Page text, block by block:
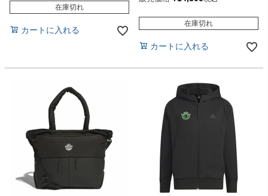
在庫切れ
カートに入れる
在庫切れ
カートに入れる